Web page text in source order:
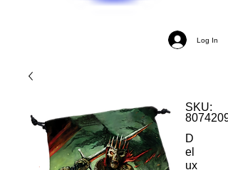
Log In
SKU:
D
el
ux